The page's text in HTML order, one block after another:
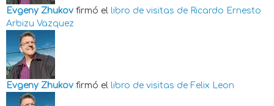
Evgeny Zhukov firmó el libro de visitas de Ricardo Ernesto
Arbizu Vazquez
Evgeny Zhukov firmó el libro de visitas de Felix Leon